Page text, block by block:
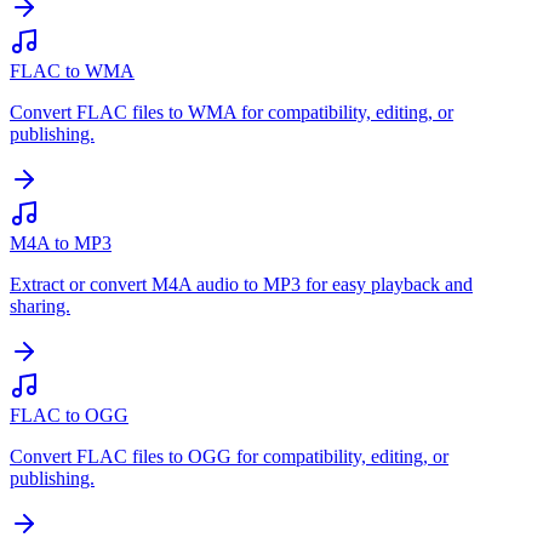
FLAC to WMA
Convert FLAC files to WMA for compatibility, editing, or
publishing.
M4A to MP3
Extract or convert M4A audio to MP3 for easy playback and
sharing.
FLAC to OGG
Convert FLAC files to OGG for compatibility, editing, or
publishing.